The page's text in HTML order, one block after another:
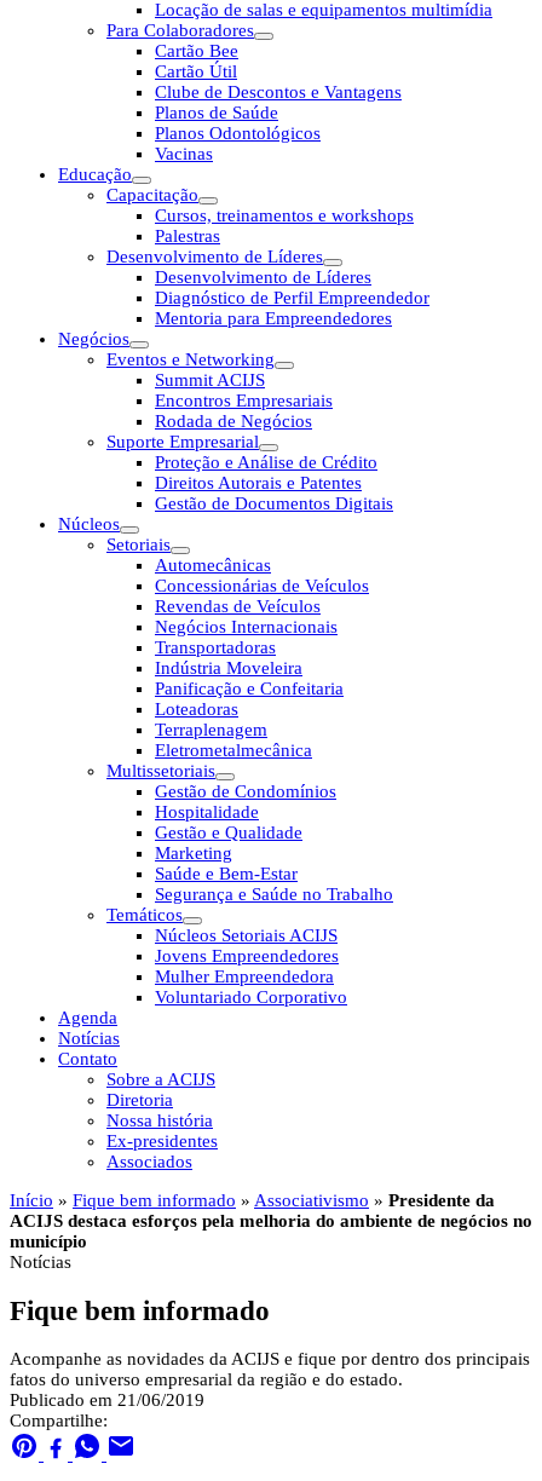
Locação de salas e equipamentos multimídia
Para Colaboradores
Cartão Bee
Cartão Útil
Clube de Descontos e Vantagens
Planos de Saúde
Planos Odontológicos
Vacinas
Educação
Capacitação
Cursos, treinamentos e workshops
Palestras
Desenvolvimento de Líderes
Desenvolvimento de Líderes
Diagnóstico de Perfil Empreendedor
Mentoria para Empreendedores
Negócios
Eventos e Networking
Summit ACIJS
Encontros Empresariais
Rodada de Negócios
Suporte Empresarial
Proteção e Análise de Crédito
Direitos Autorais e Patentes
Gestão de Documentos Digitais
Núcleos
Setoriais
Automecânicas
Concessionárias de Veículos
Revendas de Veículos
Negócios Internacionais
Transportadoras
Indústria Moveleira
Panificação e Confeitaria
Loteadoras
Terraplenagem
Eletrometalmecânica
Multissetoriais
Gestão de Condomínios
Hospitalidade
Gestão e Qualidade
Marketing
Saúde e Bem-Estar
Segurança e Saúde no Trabalho
Temáticos
Núcleos Setoriais ACIJS
Jovens Empreendedores
Mulher Empreendedora
Voluntariado Corporativo
Agenda
Notícias
Contato
Sobre a ACIJS
Diretoria
Nossa história
Ex-presidentes
Associados
Início » Fique bem informado » Associativismo » Presidente da
ACIJS destaca esforços pela melhoria do ambiente de negócios no
município
Notícias
Fique bem informado
Acompanhe as novidades da ACIJS e fique por dentro dos principais
fatos do universo empresarial da região e do estado.
Publicado em 21/06/2019
Compartilhe: